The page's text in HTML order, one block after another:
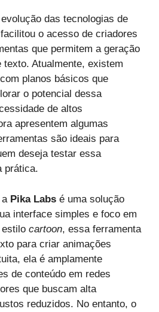
das tecnologias de
facilitou o acesso de criadores
que permitem a geração
Atualmente, existem
planos básicos que
o potencial dessa
de altos
apresentem algumas
são ideais para
deseja testar essa
prática.
Pika Labs é uma solução
interface simples e foco em
cartoon, essa ferramenta
para criar animações
ela é amplamente
de conteúdo em redes
que buscam alta
reduzidos. No entanto, o